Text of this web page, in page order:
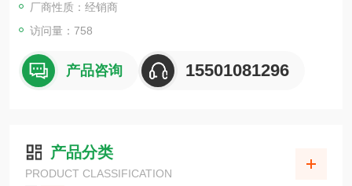
厂商性质：经销商
访问量：758
产品咨询 15501081296
产品分类
PRODUCT CLASSIFICATION